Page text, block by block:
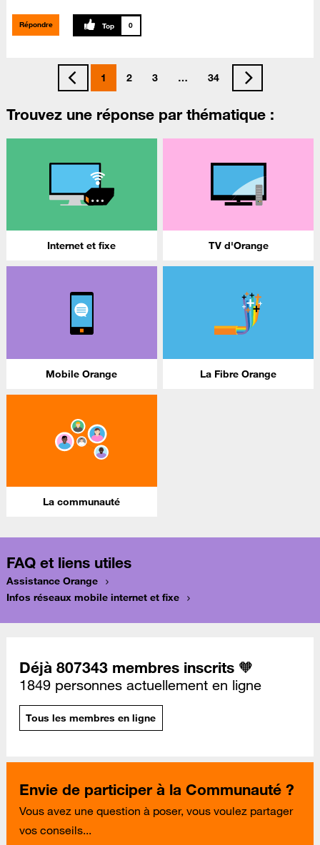
Répondre 0
1 2 3 … 34
Trouvez une réponse par thématique :
Internet et fixe TV d'Orange
Mobile Orange La Fibre Orange
La communauté
FAQ et liens utiles
Assistance Orange
Infos réseaux mobile internet et fixe
Déjà 807343 membres inscrits 🧡
1849 personnes actuellement en ligne
Tous les membres en ligne
Envie de participer à la Communauté ?
Vous avez une question à poser, vous voulez partager
vos conseils...